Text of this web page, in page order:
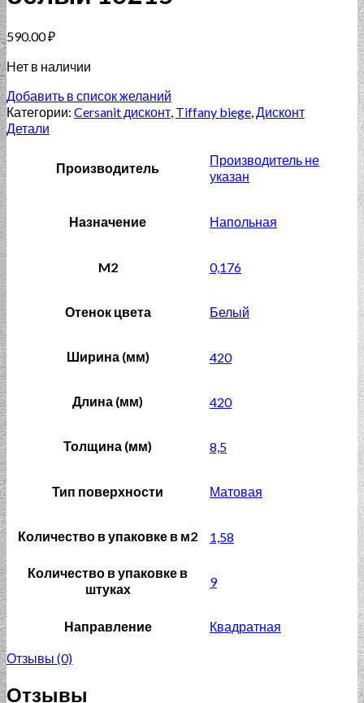
590.00₽
Нет в наличии
Добавить в список желаний
Категории: Cersanit дисконт, Tiffany biege,Дисконт
Детали
Производитель
Производитель не
указан
Назначение Напольная
M2 0,176
Отенок цвета Белый
Ширина (мм) 420
Длина (мм) 420
Толщина (мм) 8,5
Тип поверхности Матовая
Количество в упаковке в м2 1,58
Количество в упаковке в
штуках
9
Направление Квадратная
Отзывы (0)
Отзывы